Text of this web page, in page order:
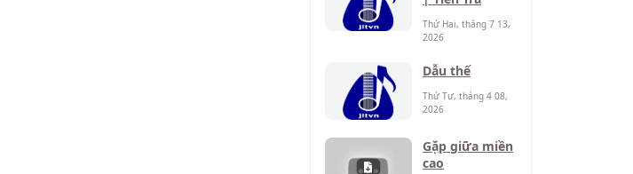
Thứ Hai, tháng 7 13,
2026
Dẫu thế
Thứ Tư, tháng 4 08,
2026
Gặp giữa miền
cao